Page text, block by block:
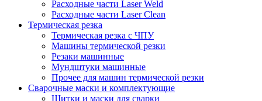
Расходные части Laser Weld
Расходные части Laser Clean
Термическая резка
Термическая резка с ЧПУ
Машины термической резки
Резаки машинные
Мундштуки машинные
Прочее для машин термической резки
Сварочные маски и комплектующие
Щитки и маски для сварки